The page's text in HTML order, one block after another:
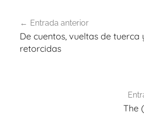
de
entradas
Entrada anterior
De cuentos, vueltas de tuerca
retorcidas
The